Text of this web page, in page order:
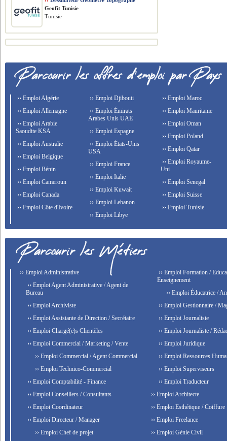
Geofit Tunisie
Tunisie
›› Emploi Algérie
›› Emploi Allemagne
›› Emploi Arabie
Saoudite KSA
›› Emploi Australie
›› Emploi Belgique
›› Emploi Bénin
›› Emploi Cameroun
›› Emploi Canada
›› Emploi Côte d'Ivoire
›› Emploi Djibouti
›› Emploi Émirats
Arabes Unis UAE
›› Emploi Espagne
›› Emploi États-Unis
USA
›› Emploi France
›› Emploi Italie
›› Emploi Kuwait
›› Emploi Lebanon
›› Emploi Libye
›› Emploi Maroc
›› Emploi Mauritanie
›› Emploi Oman
›› Emploi Poland
›› Emploi Qatar
›› Emploi Royaume-
Uni
›› Emploi Senegal
›› Emploi Suisse
›› Emploi Tunisie
›› Emploi Administrative
›› Emploi Agent Administrative / Agent de
Bureau
›› Emploi Archiviste
›› Emploi Assistante de Direction / Secrétaire
›› Emploi Chargé(e)s Clientèles
›› Emploi Commercial / Marketing / Vente
›› Emploi Commercial / Agent Commercial
›› Emploi Technico-Commercial
›› Emploi Comptabilité - Finance
›› Emploi Conseillers / Consultants
›› Emploi Coordinateur
›› Emploi Directeur / Manager
›› Emploi Chef de projet
›› Emploi Formation /
Enseignement
›› Emploi Éducatrice /
›› Emploi Gestionnaire /
›› Emploi Journaliste
›› Emploi Journaliste /
›› Emploi Juridique
›› Emploi Ressources
›› Emploi Superviseurs
›› Emploi Traducteur
›› Emploi Architecte
›› Emploi Esthétique / Coiffure
›› Emploi Freelance
›› Emploi Génie Civil